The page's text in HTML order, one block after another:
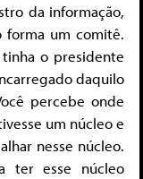
da informação,
forma um comitê.
tinha o presidente
daquilo
percebe onde
um núcleo e
nesse núcleo.
ter esse núcleo